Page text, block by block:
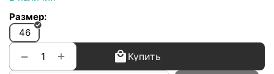
Размер:
46
+
−
Купить